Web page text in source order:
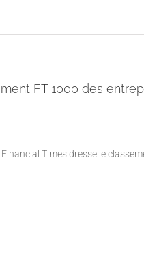
FT 1000 des
Times dresse le